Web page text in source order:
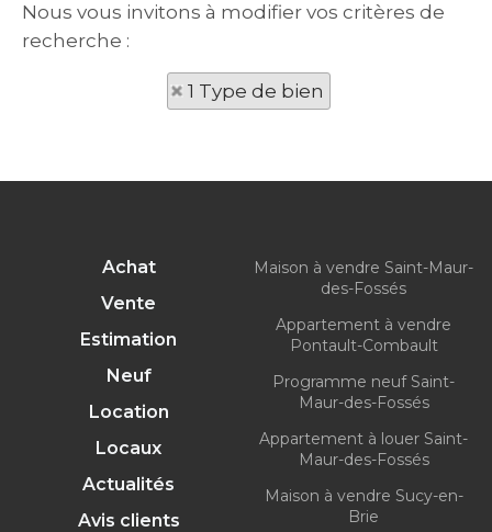
Nous vous invitons à modifier vos critères de
recherche :
1 Type de bien
Achat
Vente
Estimation
Neuf
Location
Locaux
Actualités
Avis clients
Maison à vendre Saint-Maur-
des-Fossés
Appartement à vendre
Pontault-Combault
Programme neuf Saint-
Maur-des-Fossés
Appartement à louer Saint-
Maur-des-Fossés
Maison à vendre Sucy-en-
Brie